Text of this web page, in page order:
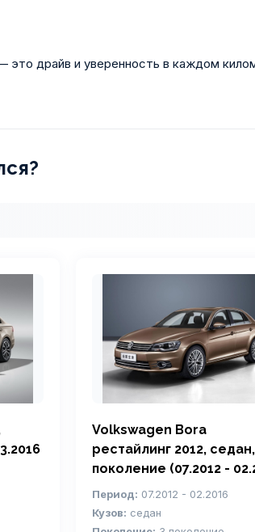
это драйв и уверенность в каждом
Volkswagen Bora
рестайлинг 2012,
поколение (07.2012 -
Период: 07.2012 - 02.2016
Кузов: седан